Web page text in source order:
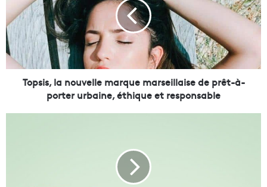
i
s
,
l
a
Topsis, la nouvelle marque marseillaise de prêt-à-
porter urbaine, éthique et responsable